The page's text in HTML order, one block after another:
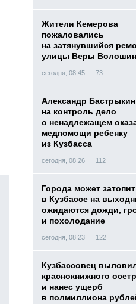
Жители Кемерова
пожаловались
на затянувшийся
улицы Веры
сегодня, 08:45 73
Александр
на контроль дело
о ненадлежащем
медпомощи ребенку
из Кузбасса
сегодня, 08:26 112
Города может
в Кузбассе на
ожидаются дожди,
и похолодание
сегодня, 08:23 122
Кузбассовец
краснокнижного
и нанес ущерб
в полмиллиона